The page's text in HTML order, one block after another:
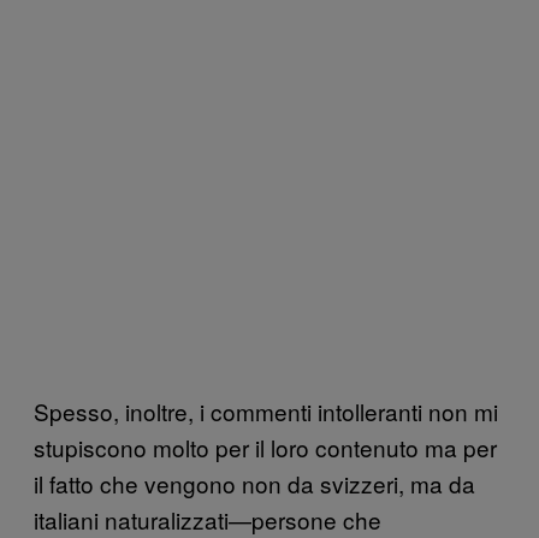
Spesso, inoltre, i commenti intolleranti non mi
stupiscono molto per il loro contenuto ma per
il fatto che vengono non da svizzeri, ma da
italiani naturalizzati—persone che